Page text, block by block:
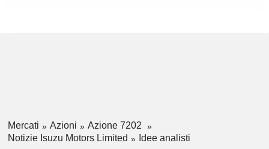
Mercati Azioni
Azione 7202
Notizie Isuzu Motors Limited
Idee analisti